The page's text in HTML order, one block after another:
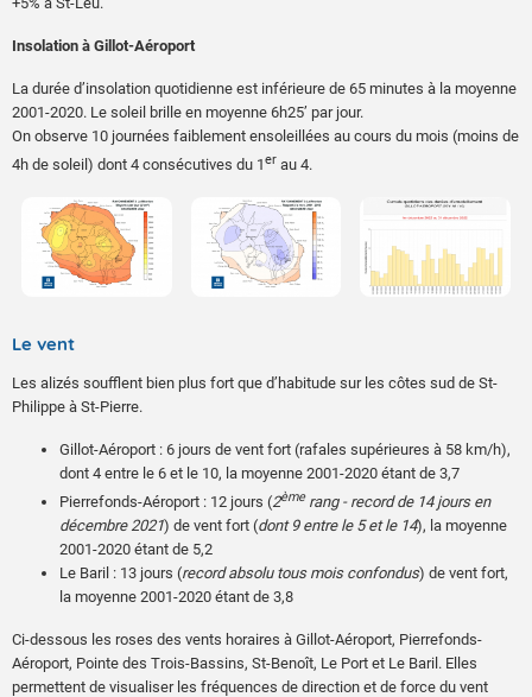
Insolation à Gillot-Aéroport
La durée d’insolation quotidienne est inférieure de 65 minutes à la moyenne
2001-2020. Le soleil brille en moyenne 6h25’ par jour.
On observe 10 journées faiblement ensoleillées au cours du mois (moins de
4h de soleil) dont 4 consécutives du 1er au 4.
Le vent
Les alizés soufflent bien plus fort que d’habitude sur les côtes sud de St-
Philippe à St-Pierre.
Gillot-Aéroport : 6 jours de vent fort (rafales supérieures à 58 km/h),
dont 4 entre le 6 et le 10, la moyenne 2001-2020 étant de 3,7
Pierrefonds-Aéroport : 12 jours (2èmerang - record de 14 jours en
décembre 2021) de vent fort (dont 9 entre le 5 et le 14), la moyenne
2001-2020 étant de 5,2
Le Baril : 13 jours (record absolu tous mois confondus) de vent fort,
la moyenne 2001-2020 étant de 3,8
Ci-dessous les roses des vents horaires à Gillot-Aéroport, Pierrefonds-
Aéroport, Pointe des Trois-Bassins, St-Benoît, Le Port et Le Baril. Elles
permettent de visualiser les fréquences de direction et de force du vent